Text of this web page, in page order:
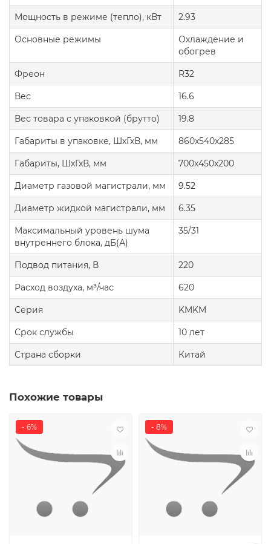
Мощность в режиме (тепло), кВт 2.93
Основные режимы
Охлаждение и
обогрев
Фреон R32
Вес 16.6
Вес товара с упаковкой (брутто) 19.8
Габариты в упаковке, ШхГхВ, мм 860x540x285
Габариты, ШхГхВ, мм 700x450x200
Диаметр газовой магистрали, мм 9.52
Диаметр жидкой магистрали, мм 6.35
Максимальный уровень шума
внутреннего блока, дБ(А)
35/31
Подвод питания, В 220
Расход воздуха, м³/час 620
Серия KMKM
Срок службы 10 лет
Страна сборки Китай
Похожие товары
- 6% - 8%